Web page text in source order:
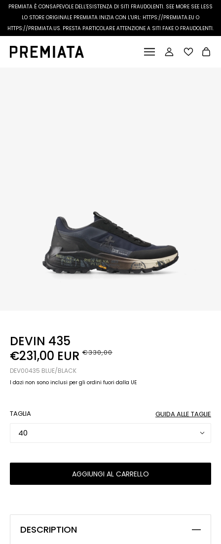
PREMIATA È CONSAPEVOLE DELL'ESISTENZA DI SITI FRAUDOLENTI. SEE MORE SEE LESS
LO STORE ORIGINALE PREMIATA INIZIA CON L'URL: HTTPS://PREMIATA.EU O
HTTPS://PREMIATA.US. PRESTA PARTICOLARE ATTENZIONE A SITI FAKE O FRAUDOLENTI.
DEVIN 435
€231,00 EUR €330,00
DEV00435 BLUE/BLACK
I dazi non sono inclusi per gli ordini fuori dalla UE
TAGLIA
40
GUIDA ALLE TAGLIE
AGGIUNGI AL CARRELLO
DESCRIPTION